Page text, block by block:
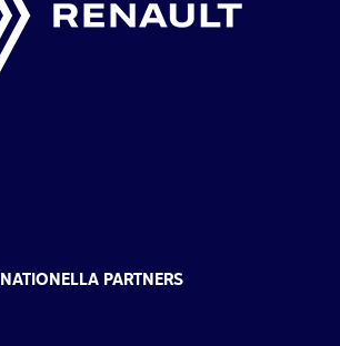
NATIONELLA PARTNERS